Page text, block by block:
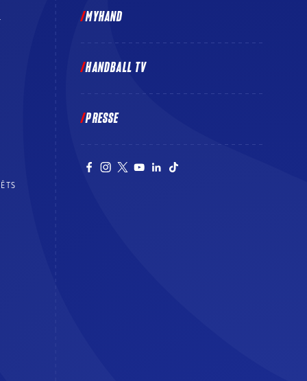
MYHAND
HANDBALL TV
PRESSE